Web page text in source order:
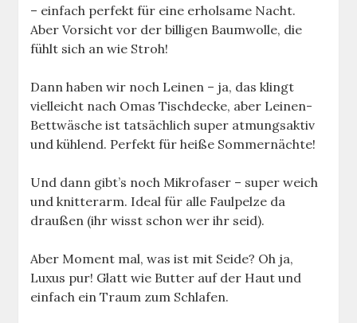
– einfach perfekt für eine erholsame Nacht.
Aber Vorsicht vor der billigen Baumwolle, die
fühlt sich an wie Stroh!
Dann haben wir noch Leinen – ja, das klingt
vielleicht nach Omas Tischdecke, aber Leinen-
Bettwäsche ist tatsächlich super atmungsaktiv
und kühlend. Perfekt für heiße Sommernächte!
Und dann gibt’s noch Mikrofaser – super weich
und knitterarm. Ideal für alle Faulpelze da
draußen (ihr wisst schon wer ihr seid).
Aber Moment mal, was ist mit Seide? Oh ja,
Luxus pur! Glatt wie Butter auf der Haut und
einfach ein Traum zum Schlafen.